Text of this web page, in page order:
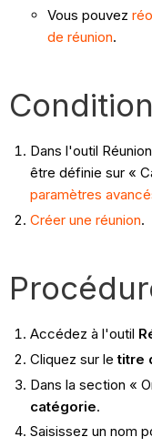
Vous pouvez
de réunion.
Dans l'outil
être définie sur «
paramètres
Créer une réunion.
Accédez à l'outil
Cliquez sur letitre
Dans la section «
catégorie.
Saisissez un nom